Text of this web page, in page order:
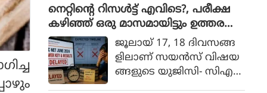
ളിച്ചിട്ടുള്ളത്.
നെറ്റിൻ്റെ റിസൾട്ട് എവിടെ?, പരീക്ഷ
കഴിഞ്ഞ് ഒരു മാസമായിട്ടും ഉത്തര
സൂചിക പോലുമില്ല, ആശങ്കയിൽ
വിദ്യാർഥികൾ
ജൂലായ് 17, 18 ദിവസങ്ങ
ളിലാണ് സയന്‍സ് വിഷയ
ങ്ങളുടെ യുജിസി- സിഎ